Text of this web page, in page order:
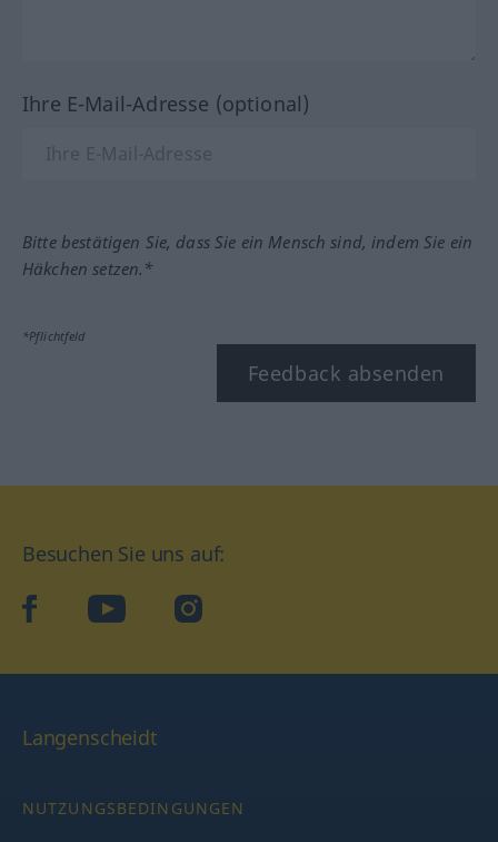
Ihre E-Mail-Adresse (optional)
Bitte bestätigen Sie, dass Sie ein Mensch sind, indem Sie ein
Häkchen setzen.*
*Pflichtfeld
Feedback absenden
Besuchen Sie uns auf:
facebookYouTube Instagram
Langenscheidt
NUTZUNGSBEDINGUNGEN